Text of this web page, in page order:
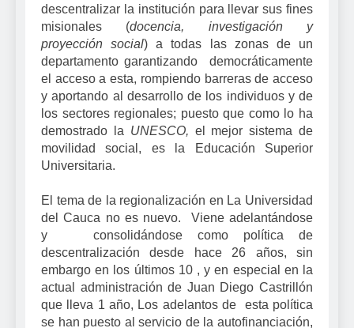
descentralizar la institución para llevar sus fines
misionales (docencia, investigación y
proyección social) a todas las zonas de un
departamentogarantizando democráticamente
el acceso a esta, rompiendo barreras de acceso
y aportando al desarrollo de los individuos y de
los sectores regionales; puesto que como lo ha
demostrado la UNESCO, el mejor sistema de
movilidad social, es la Educación Superior
Universitaria.
El tema de la regionalización en La Universidad
del Cauca no es nuevo. Viene adelantándose
y consolidándose como política de
descentralización desde hace 26 años, sin
embargo en los últimos 10 , y en especial en la
actual administración de Juan Diego Castrillón
que lleva 1 año, Los adelantos de esta política
se han puesto al servicio de la autofinanciación,